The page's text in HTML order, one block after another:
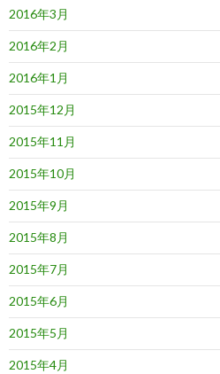
2016年3月
2016年2月
2016年1月
2015年12月
2015年11月
2015年10月
2015年9月
2015年8月
2015年7月
2015年6月
2015年5月
2015年4月